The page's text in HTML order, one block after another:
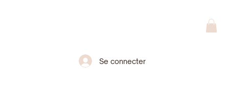
Se connecter